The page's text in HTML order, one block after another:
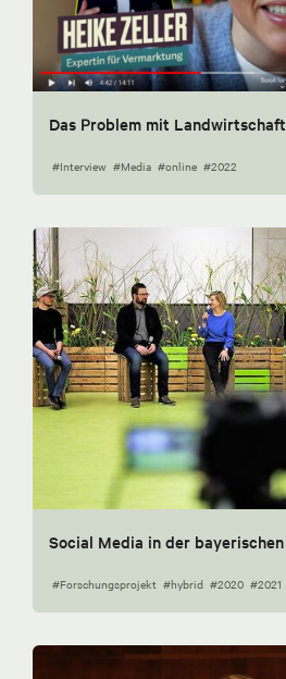
Das Problem mit
#Interview #Media #online #2022
Social Media in der
#Forschungsprojekt #hybrid #2020 #2021